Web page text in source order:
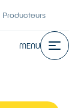
Producteurs
MENU